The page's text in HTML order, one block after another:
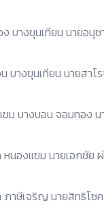
บางขุนเทียน นายอนุ
บางขุนเทียน นายสาโ
ม บางบอน จอมทอง น
หนองแขม นายเอกชัย
ภาษีเจริญ นายสิทธิโช